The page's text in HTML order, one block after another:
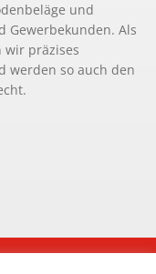
und
Gewerbekunden. Als
wir präzises
werden so auch den